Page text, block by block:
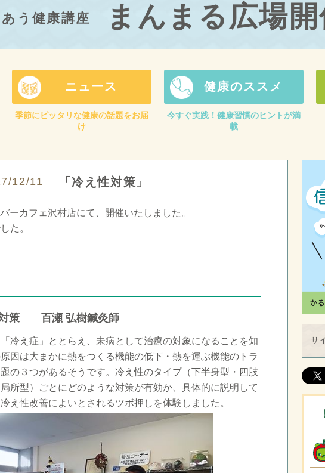
う健康講座 まんまる広場
ニュース
季節にピッタリな健康の話題をお届
け
健康のススメ
今すぐ実践！健康習慣のヒントが満
載
12/11 「冷え性対策」
ーカフェ沢村店にて、開催いたしました。
た。
対策 百瀬 弘樹鍼灸師
冷え症」ととらえ、未病として治療の対象になることを知
因は大まかに熱をつくる機能の低下・熱を運ぶ機能のトラ
の３つがあるそうです。冷え性のタイプ（下半身型・四肢
所型）ごとにどのような対策が有効か、具体的に説明して
え性改善によいとされるツボ押しを体験しました。
サ